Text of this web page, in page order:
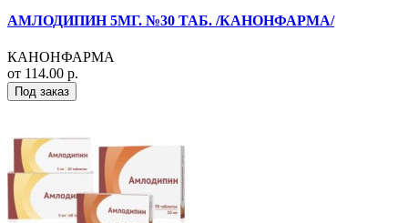
АМЛОДИПИН 5МГ. №30 ТАБ. /КАНОНФАРМА/
КАНОНФАРМА
от 114.00 р.
Под заказ